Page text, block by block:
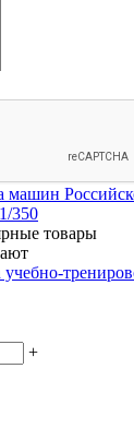
машин
350
товары
+